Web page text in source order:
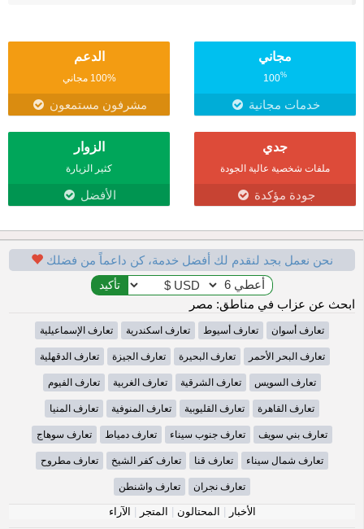
مجاني
100%
خدمات مجانية
الدعم
100% مجاني
مشرفون مستمعون
جدي
ملفات شخصية عالية الجودة
جودة مؤكدة
الزوار
كثير الزيارة
الأفضل
نحن نعمل بجد لنقدم لك أفضل خدمة، كن داعماً من فضلك
ابحث عن عزاب في مناطق: مصر
تعارف أسوان تعارف أسيوط تعارف اسكندرية تعارف الإسماعيلية
تعارف البحر الأحمر تعارف البحيرة تعارف الجيزة تعارف الدقهلية
تعارف السويس تعارف الشرقية تعارف الغربية تعارف الفيوم
تعارف القاهرة تعارف القليوبية تعارف المنوفية تعارف المنيا
تعارف بني سويف تعارف جنوب سيناء تعارف دمياط تعارف سوهاج
تعارف شمال سيناء تعارف قنا تعارف كفر الشيخ تعارف مطروح
تعارف نجران تعارف واشنطن
الأخبار | المحتالون | المتجر | الآراء